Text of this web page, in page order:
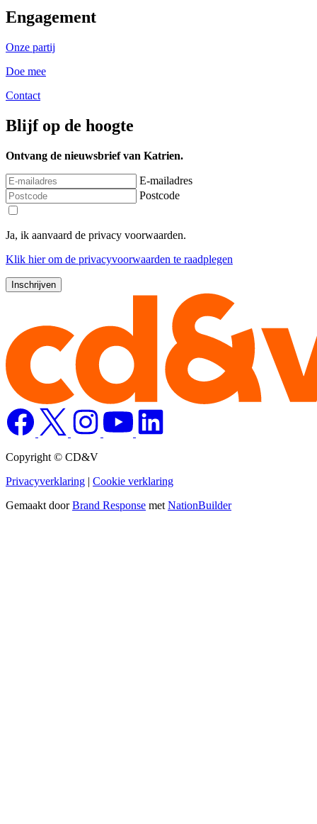
Engagement
Onze partij
Doe mee
Contact
Blijf op de hoogte
Ontvang de nieuwsbrief van Katrien.
E-mailadres
Postcode
Ja, ik aanvaard de privacy voorwaarden.
Klik hierom de privacyvoorwaarden te raadplegen
Copyright © CD&V
Privacyverklaring | Cookie verklaring
Gemaakt doorBrand Response met NationBuilder